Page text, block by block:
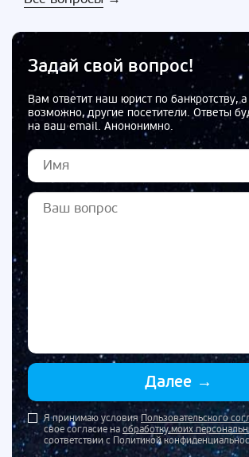
Задай свой вопрос!
Вам ответит наш юрист по банкротству,
возможно, другие посетители. Ответы
на ваш email. Анононимно.
Далее →
Я принимаю условия Пользовательского
свое согласие на обработку моих
соответствии с Политикой